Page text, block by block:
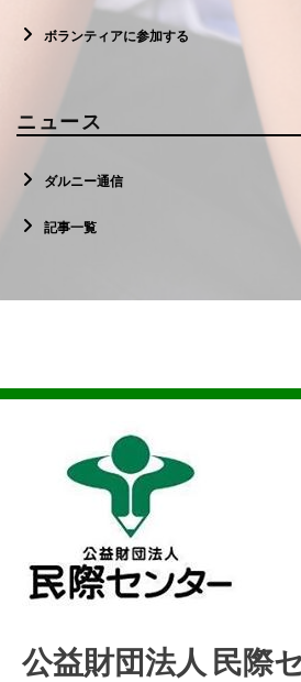
ボランティアに参加する
ニュース
ダルニー通信
記事一覧
公益財団法人 民際